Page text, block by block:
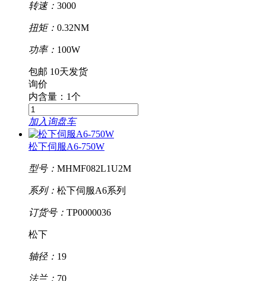
转速： 3000
扭矩： 0.32NM
功率： 100W
包邮 10天发货
询价
内含量：1个
加入询盘车
松下伺服A6-750W
型号： MHMF082L1U2M
系列： 松下伺服A6系列
订货号： TP0000036
松下
轴径： 19
法兰： 70